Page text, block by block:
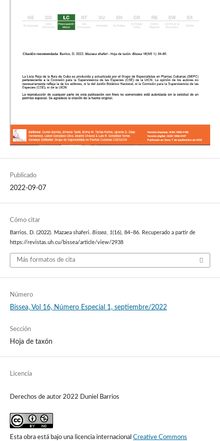
Publicado
2022-09-07
Cómo citar
Barrios, D. (2022). Mazaea shaferi. Bissea, 1(16), 84–86. Recuperado a partir de
https://revistas.uh.cu/bissea/article/view/2938
Más formatos de cita
Número
Bissea, Vol 16, Número Especial 1, septiembre/2022
Sección
Hoja de taxón
Licencia
Derechos de autor 2022 Duniel Barrios
Esta obra está bajo una licencia internacional Creative Commons